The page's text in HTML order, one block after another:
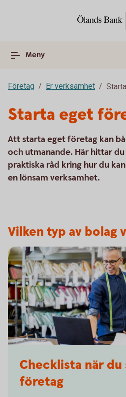
Meny
Företag Er verksamhet
Starta eget
Att starta eget företag kan
och utmanande. Här hittar
praktiska råd kring hur du
en lönsam verksamhet.
Vilken typ av bolag
Checklista när
företag